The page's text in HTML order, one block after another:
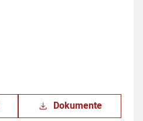
Dokumente